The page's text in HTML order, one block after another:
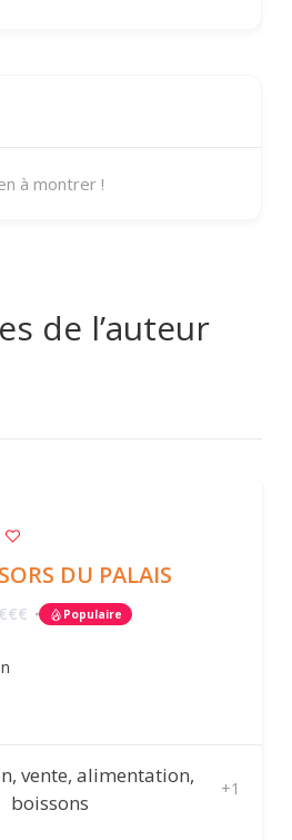
à montrer !
de l’auteur
DU PALAIS
€€€ Populaire
vente, alimentation,
boissons
+1